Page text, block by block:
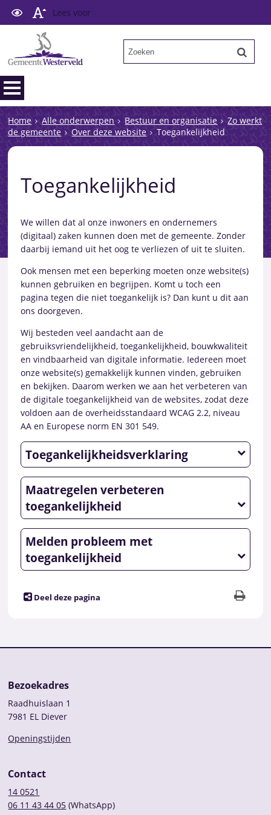
Lees voor
Home Alle onderwerpen Bestuur en organisatie
Zo werkt
de gemeente
Over deze website Toegankelijkheid
Toegankelijkheid
We willen dat al onze inwoners en ondernemers
(digitaal) zaken kunnen doen met de gemeente. Zonder
daarbij iemand uit het oog te verliezen of uit te sluiten.
Ook mensen met een beperking moeten onze website(s)
kunnen gebruiken en begrijpen. Komt u toch een
pagina tegen die niet toegankelijk is? Dan kunt u dit aan
ons doorgeven.
Wij besteden veel aandacht aan de
gebruiksvriendelijkheid, toegankelijkheid, bouwkwaliteit
en vindbaarheid van digitale informatie. Iedereen moet
onze website(s) gemakkelijk kunnen vinden, gebruiken
en bekijken. Daarom werken we aan het verbeteren van
de digitale toegankelijkheid van de websites, zodat deze
voldoen aan de overheidsstandaard WCAG 2.2, niveau
AA en Europese norm EN 301 549.
Toegankelijkheidsverklaring
Maatregelen verbeteren
toegankelijkheid
Melden probleem met
toegankelijkheid
Deel deze pagina
Bezoekadres
Raadhuislaan 1
7981 EL Diever
Openingstijden
Contact
14 0521
06 11 43 44 05 (WhatsApp)